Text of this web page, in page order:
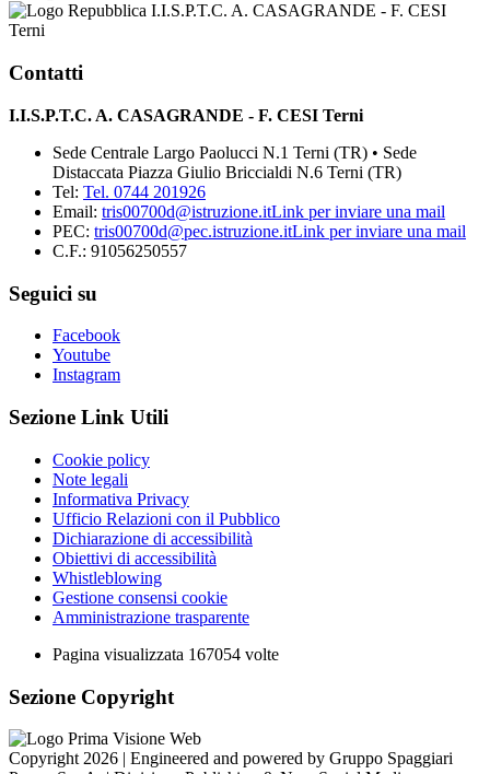
I.I.S.P.T.C. A. CASAGRANDE - F. CESI
Terni
Contatti
I.I.S.P.T.C. A. CASAGRANDE - F. CESI Terni
Sede Centrale Largo Paolucci N.1 Terni (TR) • Sede
Distaccata Piazza Giulio Briccialdi N.6 Terni (TR)
Tel: Tel. 0744 201926
Email: tris00700d@istruzione.itLink per inviare una mail
PEC: tris00700d@pec.istruzione.itLink per inviare una mail
C.F.: 91056250557
Seguici su
Facebook
Youtube
Instagram
Sezione Link Utili
Cookie policy
Note legali
Informativa Privacy
Ufficio Relazioni con il Pubblico
Dichiarazione di accessibilità
Obiettivi di accessibilità
Whistleblowing
Gestione consensi cookie
Amministrazione trasparente
Pagina visualizzata 167054 volte
Sezione Copyright
Copyright 2026 | Engineered and powered by Gruppo Spaggiari